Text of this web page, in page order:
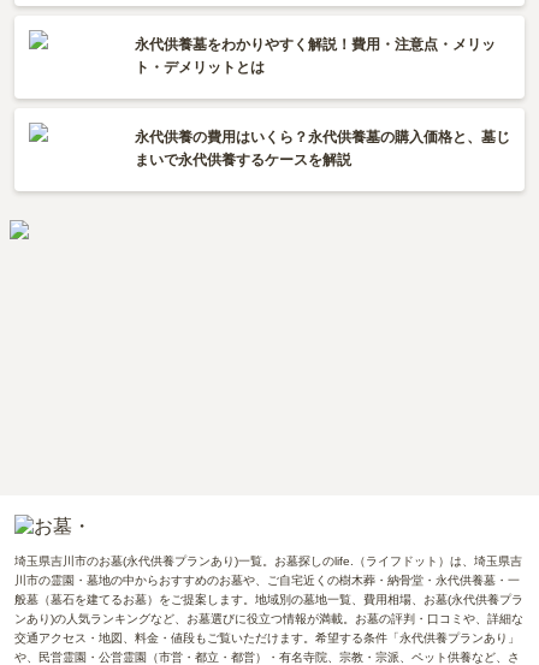
永代供養墓をわかりやすく解説！費用・注意点・メリッ
ト・デメリットとは
永代供養の費用はいくら？永代供養墓の購入価格と、墓じ
まいで永代供養するケースを解説
埼玉県吉川市のお墓(永代供養プランあり)一覧。お墓探しのlife.（ライフドット）は、埼玉県吉
川市の霊園・墓地の中からおすすめのお墓や、ご自宅近くの樹木葬・納骨堂・永代供養墓・一
般墓（墓石を建てるお墓）をご提案します。地域別の墓地一覧、費用相場、お墓(永代供養プラ
ンあり)の人気ランキングなど、お墓選びに役立つ情報が満載。お墓の評判・口コミや、詳細な
交通アクセス・地図、料金・値段もご覧いただけます。希望する条件「永代供養プランあり」
や、民営霊園・公営霊園（市営・都立・都営）・有名寺院、宗教・宗派、ペット供養など、さ